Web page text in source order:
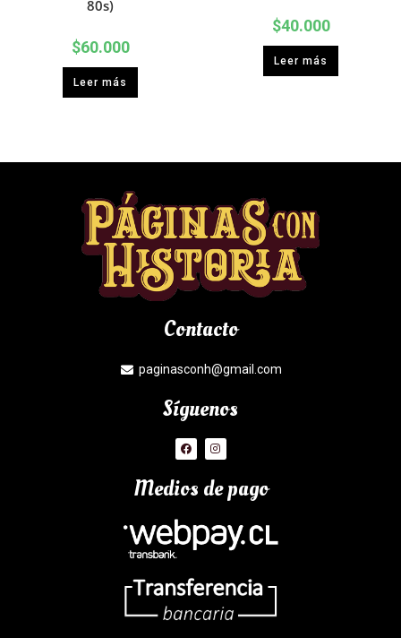
80s)
$60.000
Leer más
$40.000
Leer más
Contacto
paginasconh@gmail.com
Síguenos
Medios de pago